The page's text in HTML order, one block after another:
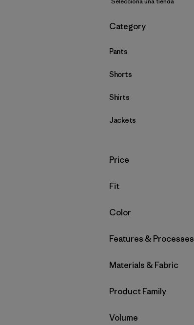
Filtrar por
Category
Pants
Shorts
Shirts
Jackets
Filtrar por
Price
Filtrar por
Fit
Filtrar por
Color
Filtrar por
Features & Processes
Filtrar por
Materials & Fabric
Filtrar por
Product Family
Filtrar por
Volume